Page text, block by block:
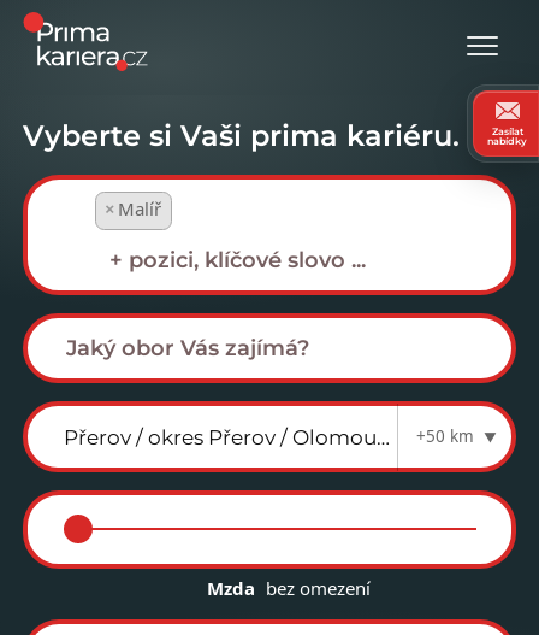
Vyberte si Vaši prima kariéru.
× Malíř
+50 km
Mzda bez omezení
Zasílat
nabídky